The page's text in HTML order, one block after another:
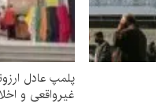
پلمپ عادل
غیرواقعی و